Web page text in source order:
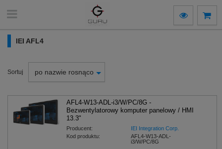
IEI AFL4
Sortuj po nazwie rosnąco
AFL4-W13-ADL-i3/W/PC/8G -
Bezwentylatorowy komputer panelowy / HMI
13.3"
Producent:
IEI Integration Corp.
Kod produktu:
AFL4-W13-ADL-
i3/W/PC/8G